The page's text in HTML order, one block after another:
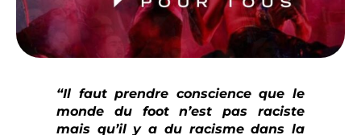
“Il faut prendre conscience que le
monde du foot n’est pas raciste
mais qu’il y a du racisme dans la